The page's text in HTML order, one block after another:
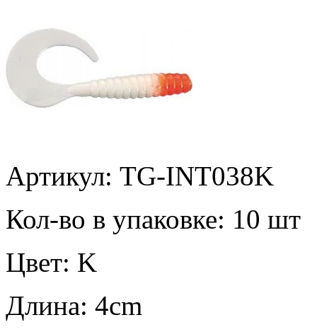
Артикул: TG-INT038K
Кол-во в упаковке: 10 шт
Цвет: K
Длина: 4cm